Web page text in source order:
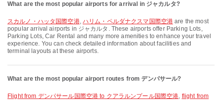
What are the most popular airports for arrival in ジャカルタ?
スカルノ・ハッタ国際空港, ハリム・ペルダナクスマ国際空港 are the most
popular arrival airports in ジャカルタ. These airports offer Parking Lots,
Parking Lots, Car Rental and many more amenities to enhance your travel
experience. You can check detailed information about facilities and
terminal layouts at these airports.
What are the most popular airport routes from デンパサール?
flight from デンパサール国際空港 to クアラルンプール国際空港, flight from